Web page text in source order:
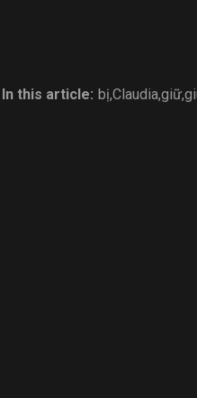
In this article: bị,Claudia,giữ,